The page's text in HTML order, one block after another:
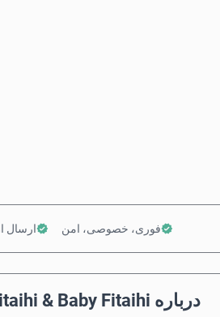
فوری، خصوصی، امن ارسال
درباره Fitaihi & Baby Fitaihi